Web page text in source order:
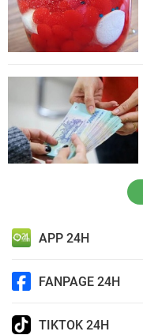
APP 24H
FANPAGE 24H
TIKTOK 24H